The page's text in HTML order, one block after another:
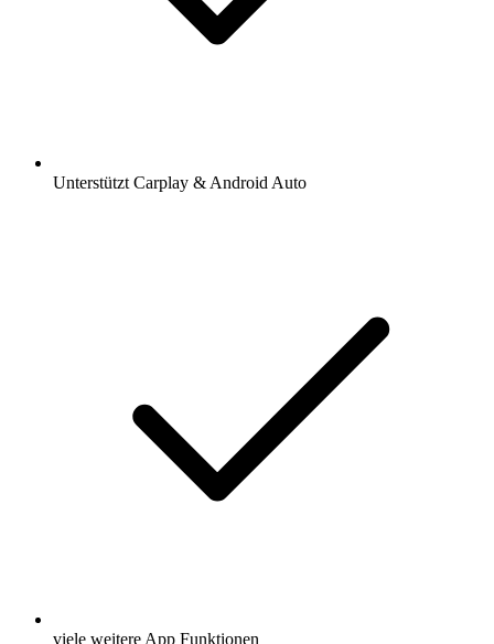
Unterstützt Carplay & Android Auto
viele weitere App Funktionen